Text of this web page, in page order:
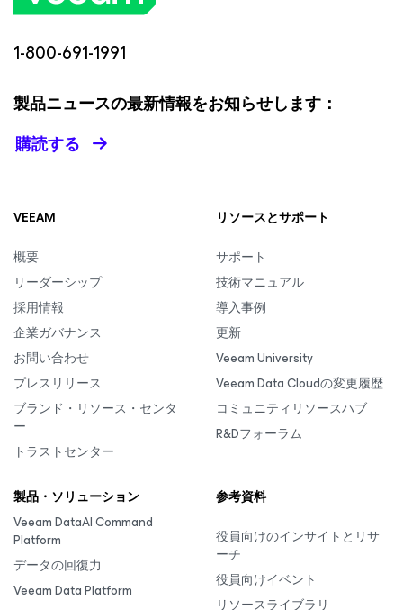
1-800-691-1991
製品ニュースの最新情報をお知らせします：
購読する
VEEAM
概要
リーダーシップ
採用情報
企業ガバナンス
お問い合わせ
プレスリリース
ブランド・リソース・センタ
ー
トラストセンター
リソースとサポート
サポート
技術マニュアル
導入事例
更新
Veeam University
Veeam Data Cloudの変更履歴
コミュニティリソースハブ
R&Dフォーラム
製品・ソリューション
Veeam DataAI Command
Platform
データの回復力
Veeam Data Platform
参考資料
役員向けのインサイトとリサ
ーチ
役員向けイベント
リソースライブラリ